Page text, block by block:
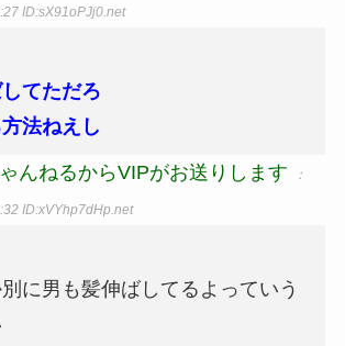
ID:sX91oPJj0.net
てただろ
法ねえし
んねるからVIPがお送りします ：
ID:xVYhp7dHp.net
に男も髪伸ばしてるよっていう